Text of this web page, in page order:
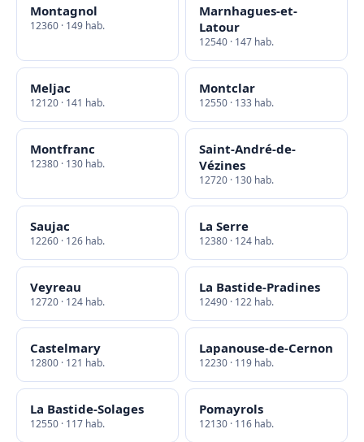
Montagnol
12360 · 149 hab.
Marnhagues-et-
Latour
12540 · 147 hab.
Meljac
12120 · 141 hab.
Montclar
12550 · 133 hab.
Montfranc
12380 · 130 hab.
Saint-André-de-
Vézines
12720 · 130 hab.
Saujac
12260 · 126 hab.
La Serre
12380 · 124 hab.
Veyreau
12720 · 124 hab.
La Bastide-Pradines
12490 · 122 hab.
Castelmary
12800 · 121 hab.
Lapanouse-de-Cernon
12230 · 119 hab.
La Bastide-Solages
12550 · 117 hab.
Pomayrols
12130 · 116 hab.